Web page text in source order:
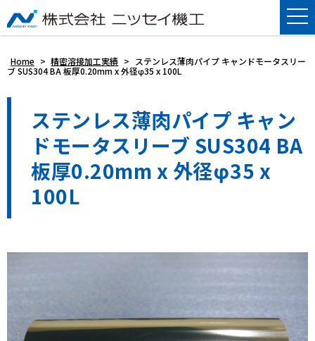
Home > 精密溶接加工実績 >
ステンレス薄肉パイプ キャンドモータスリー
ブ SUS304 BA 板厚0.20mm x 外径φ35 x 100L
ステンレス薄肉パイプ キャン
ドモータスリーブ SUS304 BA
板厚0.20mm x 外径φ35 x
100L